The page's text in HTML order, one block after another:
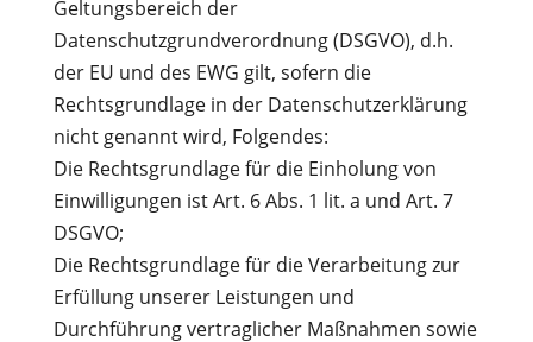
Geltungsbereich der
Datenschutzgrundverordnung (DSGVO), d.h.
der EU und des EWG gilt, sofern die
Rechtsgrundlage in der Datenschutzerklärung
nicht genannt wird, Folgendes:
Die Rechtsgrundlage für die Einholung von
Einwilligungen ist Art. 6 Abs. 1 lit. a und Art. 7
DSGVO;
Die Rechtsgrundlage für die Verarbeitung zur
Erfüllung unserer Leistungen und
Durchführung vertraglicher Maßnahmen sowie